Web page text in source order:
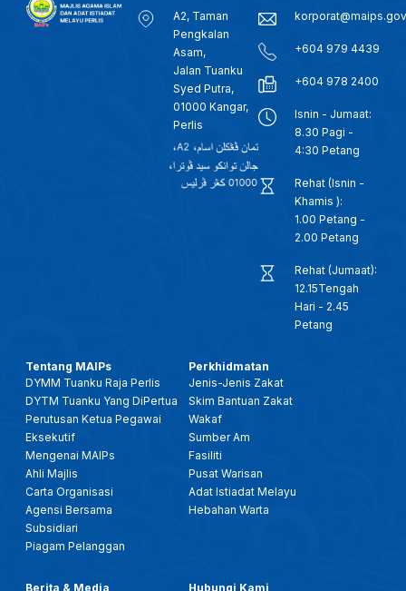
A2, Taman
Pengkalan
Asam,
Jalan Tuanku
Syed Putra,
01000 Kangar,
Perlis
+604 979 4439
+604 978 2400
Isnin - Jumaat:
8.30 Pagi -
4:30 Petang
Rehat (Isnin -
Khamis ):
1.00 Petang -
2.00 Petang
Rehat (Jumaat):
12.15Tengah
Hari - 2.45
Petang
Tentang MAIPs
DYMM Tuanku Raja Perlis
DYTM Tuanku Yang DiPertua
Perutusan Ketua Pegawai
Eksekutif
Mengenai MAIPs
Ahli Majlis
Carta Organisasi
Agensi Bersama
Subsidiari
Piagam Pelanggan
Perkhidmatan
Jenis-Jenis Zakat
Skim Bantuan Zakat
Wakaf
Sumber Am
Fasiliti
Pusat Warisan
Adat Istiadat Melayu
Hebahan Warta
Berita & Media Hubungi Kami